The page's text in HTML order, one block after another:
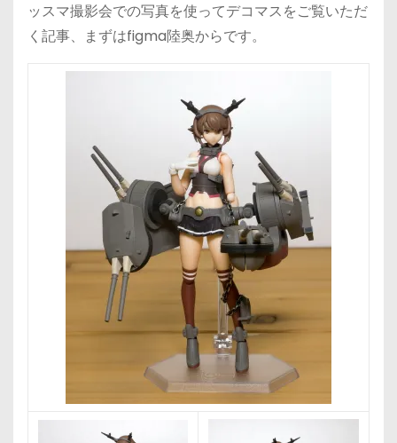
ッスマ撮影会での写真を使ってデコマスをご覧いただ
く記事、まずはfigma陸奥からです。